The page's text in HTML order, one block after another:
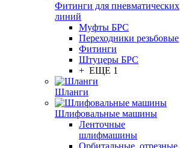
Фитинги для пневматических
линий
Муфты БРС
Переходники резьбовые
Фитинги
Штуцеры БРС
+ ЕЩЕ 1
Шланги
Шлифовальные машины
Ленточные
шлифмашины
Орбитальные, отрезные,